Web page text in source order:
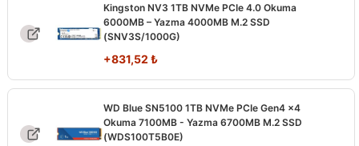
Kingston NV3 1TB NVMe PCIe 4.0 Okuma
6000MB – Yazma 4000MB M.2 SSD
(SNV3S/1000G)
+831,52 ₺
WD Blue SN5100 1TB NVMe PCIe Gen4 x4
Okuma 7100MB - Yazma 6700MB M.2 SSD
(WDS100T5B0E)